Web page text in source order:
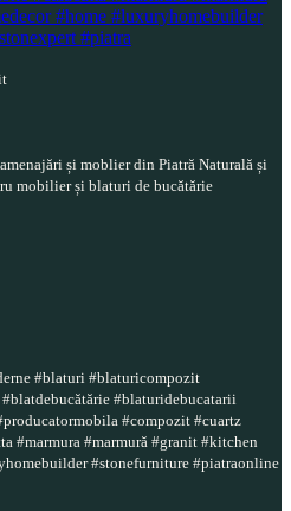
și moblier din Piatră Naturală și
mobilier și blaturi de bucătărie
#blaturi #blaturicompozit
#blaturidebucatarii
#compozit #cuartz
#marmura #marmură #granit #kitchen
#stonefurniture #piatraonline